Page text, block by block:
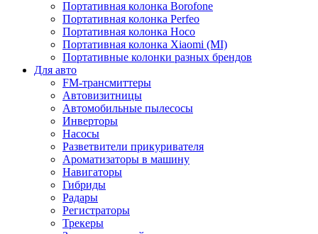
Портативная колонка Borofone
Портативная колонка Perfeo
Портативная колонка Hoco
Портативная колонка Xiaomi (MI)
Портативные колонки разных брендов
Для авто
FM-трансмиттеры
Автовизитницы
Автомобильные пылесосы
Инверторы
Насосы
Разветвители прикуривателя
Ароматизаторы в машину
Навигаторы
Гибриды
Радары
Регистраторы
Трекеры